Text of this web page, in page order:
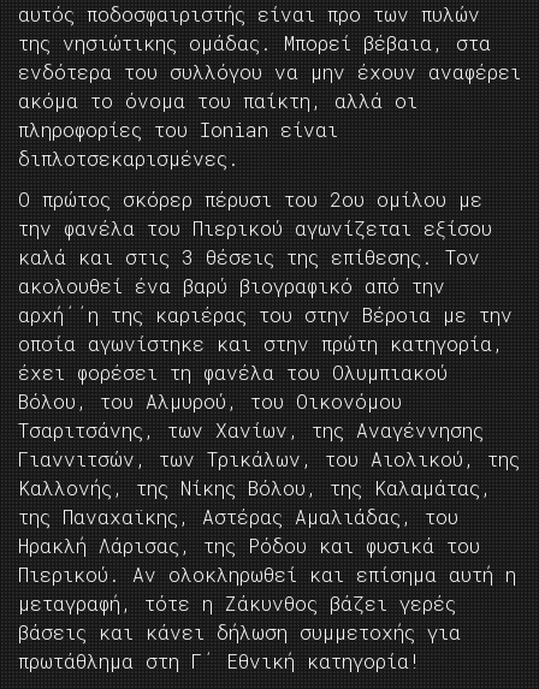
αυτός ποδοσφαιριστής είναι προ των πυλών
της νησιώτικης ομάδας. Μπορεί βέβαια, στα
ενδότερα του συλλόγου να μην έχουν αναφέρει
ακόμα το όνομα του παίκτη, αλλά οι
πληροφορίες του Ionian είναι
διπλοτσεκαρισμένες.
Ο πρώτος σκόρερ πέρυσι του 2ου ομίλου με
την φανέλα του Πιερικού αγωνίζεται εξίσου
καλά και στις 3 θέσεις της επίθεσης. Τον
ακολουθεί ένα βαρύ βιογραφικό από την
αρχή΄΄η της καριέρας του στην Βέροια με την
οποία αγωνίστηκε και στην πρώτη κατηγορία,
έχει φορέσει τη φανέλα του Ολυμπιακού
Βόλου, του Αλμυρού, του Οικονόμου
Τσαριτσάνης, των Χανίων, της Αναγέννησης
Γιαννιτσών, των Τρικάλων, του Αιολικού, της
Καλλονής, της Νίκης Βόλου, της Καλαμάτας,
της Παναχαϊκης, Αστέρας Αμαλιάδας, του
Ηρακλή Λάρισας, της Ρόδου και φυσικά του
Πιερικού. Αν ολοκληρωθεί και επίσημα αυτή η
μεταγραφή, τότε η Ζάκυνθος βάζει γερές
βάσεις και κάνει δήλωση συμμετοχής για
πρωτάθλημα στη Γ΄ Εθνική κατηγορία!